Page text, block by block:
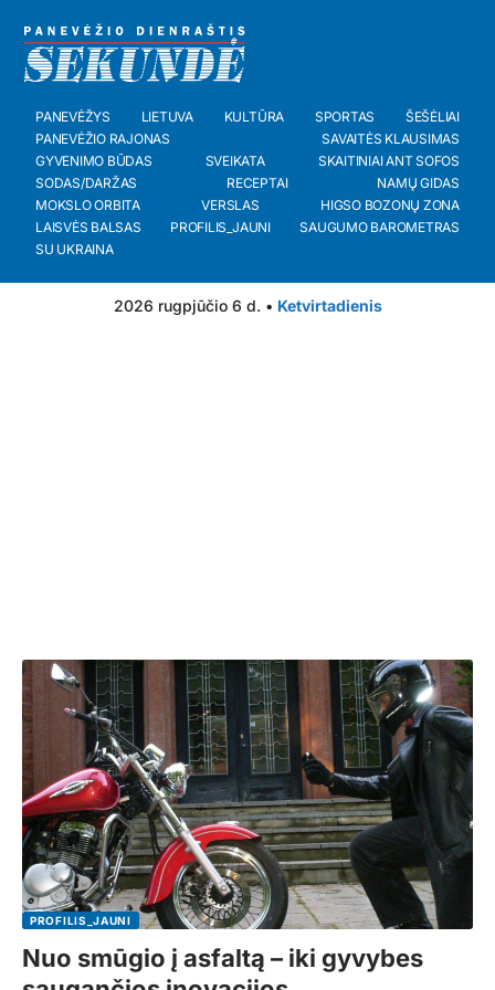
PANEVĖŽYS LIETUVA KULTŪRA SPORTAS
ŠEŠĖLIAI
PANEVĖŽIO RAJONAS
SAVAITĖS KLAUSIMAS
GYVENIMO BŪDAS
SVEIKATA
SKAITINIAI ANT SOFOS
SODAS/DARŽAS
RECEPTAI
NAMŲ GIDAS
MOKSLO ORBITA
VERSLAS
HIGSO BOZONŲ ZONA
LAISVĖS BALSAS
PROFILIS_JAUNI
SAUGUMO BAROMETRAS
SU UKRAINA
2026 rugpjūčio 6 d. • Ketvirtadienis
PROFILIS_JAUNI
Nuo smūgio į asfaltą – iki gyvybes